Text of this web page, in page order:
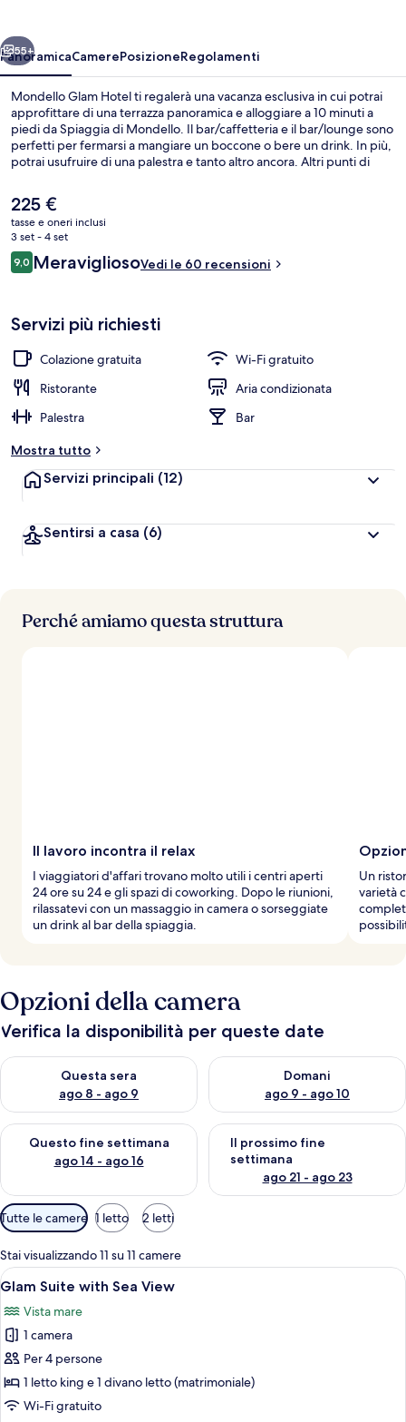
Avanti
55+
PanoramicaCamerePosizioneRegolamenti
Mondello Glam Hotel ti regalerà una vacanza esclusiva in cui potrai
approfittare di una terrazza panoramica e alloggiare a 10 minuti a
piedi da Spiaggia di Mondello. Il bar/caffetteria e il bar/lounge sono
perfetti per fermarsi a mangiare un boccone o bere un drink. In più,
potrai usufruire di una palestra e tanto altro ancora. Altri punti di
giardino.
Il
prezzo
attuale
è
225 €
225 €
tasse e oneri inclusi
3 set - 4 set
Recensioni
9,09,0 su 10
MeravigliosoVedi le 60 recensioni
Servizi più richiesti
Colazione gratuita
Wi-Fi gratuito
Ristorante
Aria condizionata
Palestra
Bar
Mostra tutto
Servizi principali (12)
Sentirsi a casa (6)
Perché amiamo questa struttura
Il lavoro incontra il relax
I viaggiatori d'affari trovano molto utili i centri aperti
24 ore su 24 e gli spazi di coworking. Dopo le riunioni,
rilassatevi con un massaggio in camera o sorseggiate
un drink al bar della spiaggia.
Un
varietà
Opzioni della camera
Verifica la disponibilità per queste date
Questa sera
ago 8 - ago 9
Verifica la disponibilità per questa sera, ago 8 - ago 9
Domani
ago 9 - ago 10
Verifica la disponibilità per
Questo fine settimana
ago 14 - ago 16
Verifica la disponibilità per questo fine settimana, ago 14 -
Il prossimo fine
settimana
ago 21 - ago 23
Verifica la disponibilità per il
Filtri
disponibili
per
le
camere
Tutte le camere 1 letto 2 letti
Stai visualizzando 11 su 11 camere
Apri
tutte
le
foto
per
Glam
Suite
Un bagno moderno con uno
11
Glam Suite with Sea View
Vista mare
1 camera
Per 4 persone
1 letto king e 1 divano letto (matrimoniale)
Wi-Fi gratuito